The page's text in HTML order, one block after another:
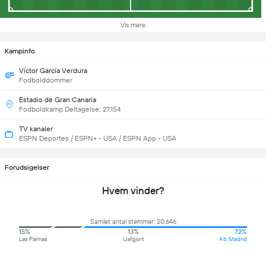
Vis mere
Kampinfo
Víctor García Verdura
Fodbolddommer
Estadio de Gran Canaria
Fodboldkamp Deltagelse: 27,154
TV kanaler
ESPN Deportes / ESPN+ - USA / ESPN App - USA
Forudsigelser
Hvem vinder?
Samlet antal stemmer: 20,646
15%
Las Palmas
13%
Uafgjort
72%
Atl. Madrid